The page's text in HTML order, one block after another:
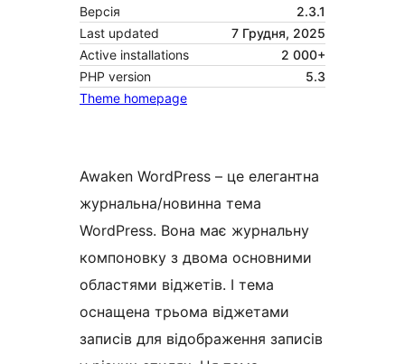
Версія
2.3.1
Last updated
7 Грудня, 2025
Active installations
2 000+
PHP version
5.3
Theme homepage
Awaken WordPress – це елегантна
журнальна/новинна тема
WordPress. Вона має журнальну
компоновку з двома основними
областями віджетів. І тема
оснащена трьома віджетами
записів для відображення записів